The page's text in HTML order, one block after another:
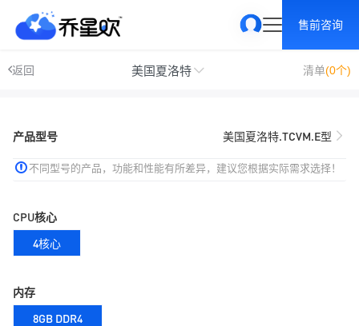
售前咨询
返回 美国夏洛特 清单(0个)
产品型号 美国夏洛特.TCVM.E型
不同型号的产品，功能和性能有所差异，建议您根据实际需求选择！
CPU核心
4核心
内存
8GB DDR4